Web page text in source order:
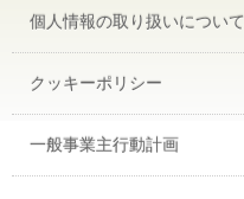
個人情報の取り扱いについて
クッキーポリシー
一般事業主行動計画